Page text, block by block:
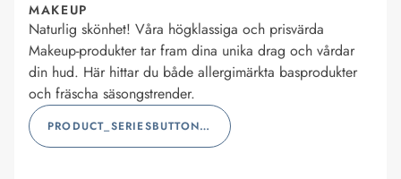
MAKEUP
Naturlig skönhet! Våra högklassiga och prisvärda
Makeup-produkter tar fram dina unika drag och vårdar
din hud. Här hittar du både allergimärkta basprodukter
och fräscha säsongstrender.
PRODUCT_SERIESBUTTONLABEL